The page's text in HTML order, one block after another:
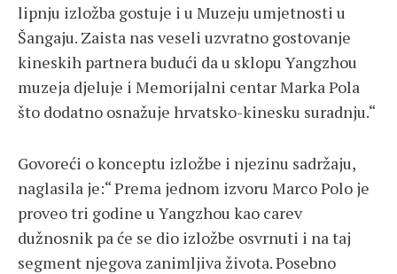
lipnju izložba gostuje i u Muzeju umjetnosti u
Šangaju. Zaista nas veseli uzvratno gostovanje
kineskih partnera budući da u sklopu Yangzhou
muzeja djeluje i Memorijalni centar Marka Pola
što dodatno osnažuje hrvatsko-kinesku suradnju.“
Govoreći o konceptu izložbe i njezinu sadržaju,
naglasila je:“ Prema jednom izvoru Marco Polo je
proveo tri godine u Yangzhou kao carev
dužnosnik pa će se dio izložbe osvrnuti i na taj
segment njegova zanimljiva života. Posebno